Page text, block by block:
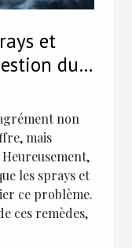
et
du
non
mais
les sprays et
ce problème.
ces remèdes,